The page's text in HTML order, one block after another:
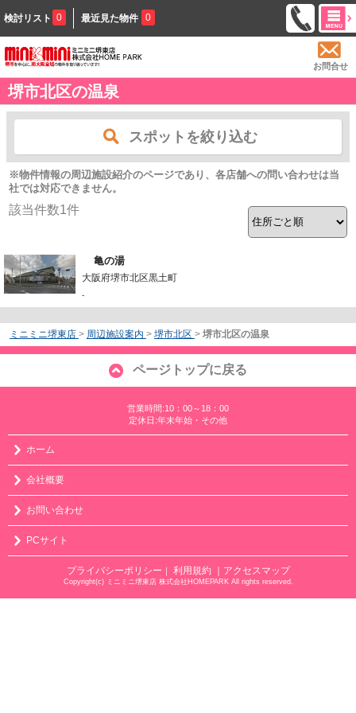
検討リスト 0 最近見た物件 0
お問合せ
堺市北区の温泉
スポットを絞り込む
※物件情報の周辺施設紹介のページであり、各店舗への問い合わせは当
社では対応できません。
該当件数1件
亀の湯
大阪府堺市北区黒土町
-
ミニミニ堺東店 > 周辺施設案内 > 堺市北区 > 堺市北区の温泉
ページトップに戻る
営業時間:10：00～18：00
定休日:年末年始・その他
ホーム
会社概要
お問い合わせ
PCサイト
プライバシーポリシー ｜ 利用規約 ｜アクセスマップ
Copyright(c) ミニミニ堺東店 株式会社HOMEPARK All rights reserved.